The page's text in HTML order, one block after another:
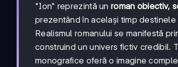
"Ion" reprezintă un roman obiectiv,
prezentând în același timp
Realismul romanului se manifestă
construind un univers fictiv credibil.
monografice oferă o imagine